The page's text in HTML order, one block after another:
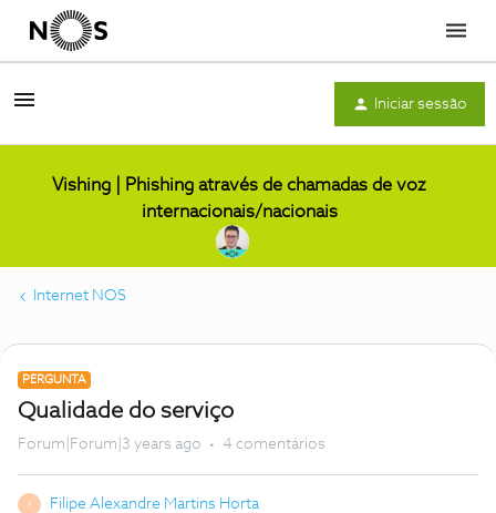
Menu
Iniciar sessão
Vishing | Phishing através de chamadas de voz
internacionais/nacionais
Internet NOS
PERGUNTA
Qualidade do serviço
Forum|Forum|3 years ago 4 comentários
F Filipe Alexandre Martins Horta